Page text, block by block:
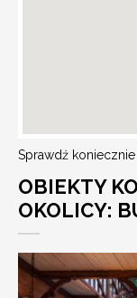
Sprawdź
OBIEKTY
OKOLICY: